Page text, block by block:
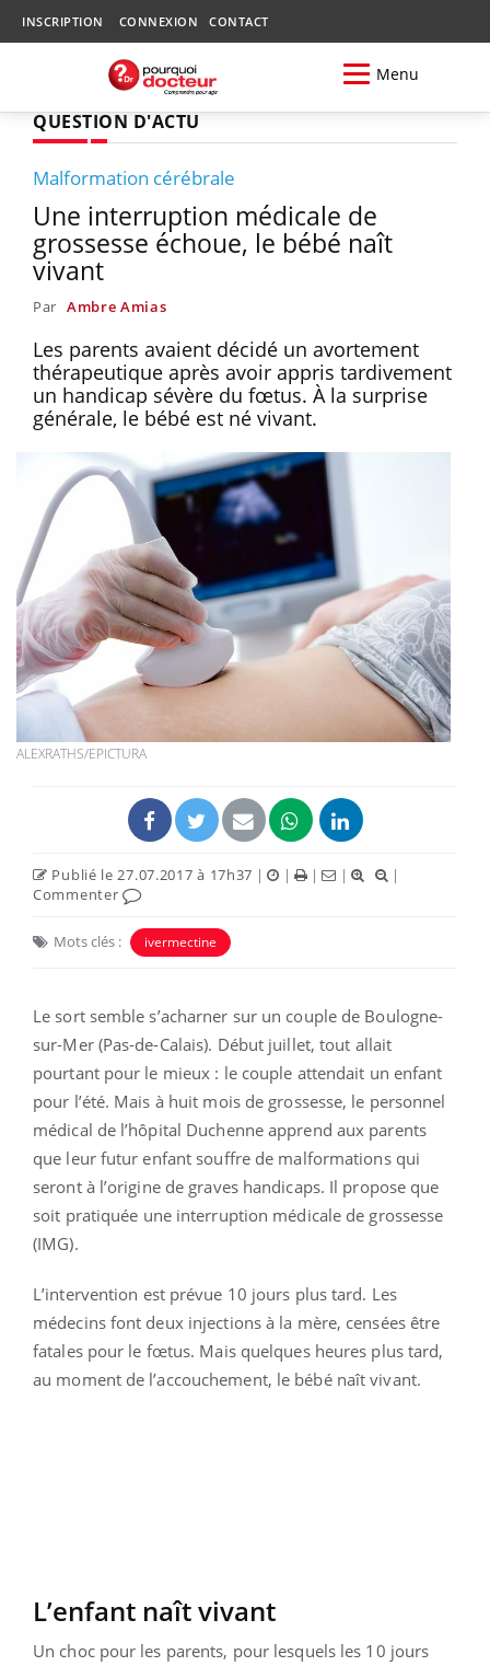
INSCRIPTION CONNEXION CONTACT
Menu
QUESTION D'ACTU
Malformation cérébrale
Une interruption médicale de
grossesse échoue, le bébé naît
vivant
Par Ambre Amias
Les parents avaient décidé un avortement
thérapeutique après avoir appris tardivement
un handicap sévère du fœtus. À la surprise
générale, le bébé est né vivant.
ALEXRATHS/EPICTURA
Publié le 27.07.2017 à 17h37 | | | |
|
Commenter
Mots clés : ivermectine
Le sort semble s’acharner sur un couple de Boulogne-
sur-Mer (Pas-de-Calais). Début juillet, tout allait
pourtant pour le mieux : le couple attendait un enfant
pour l’été. Mais à huit mois de grossesse, le personnel
médical de l’hôpital Duchenne apprend aux parents
que leur futur enfant souffre de malformations qui
seront à l’origine de graves handicaps. Il propose que
soit pratiquée une interruption médicale de grossesse
(IMG).
L’intervention est prévue 10 jours plus tard. Les
médecins font deux injections à la mère, censées être
fatales pour le fœtus. Mais quelques heures plus tard,
au moment de l’accouchement, le bébé naît vivant.
L’enfant naît vivant
Un choc pour les parents, pour lesquels les 10 jours